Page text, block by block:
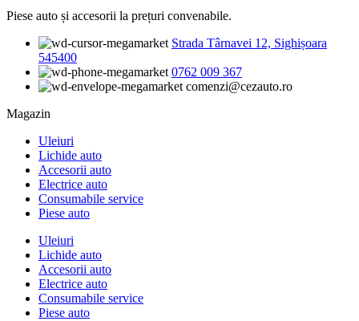
Piese auto și accesorii la prețuri convenabile.
Strada Târnavei 12, Sighișoara
545400
0762 009 367
comenzi@cezauto.ro
Magazin
Uleiuri
Lichide auto
Accesorii auto
Electrice auto
Consumabile service
Piese auto
Uleiuri
Lichide auto
Accesorii auto
Electrice auto
Consumabile service
Piese auto